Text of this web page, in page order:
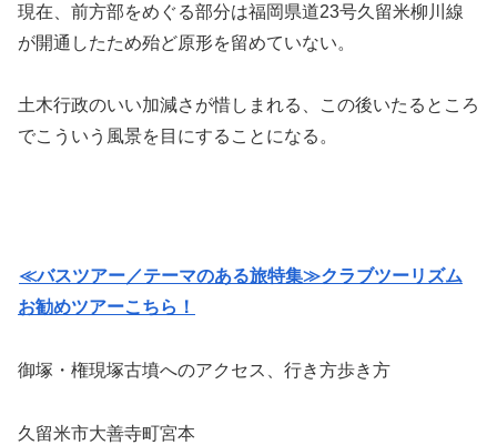
現在、前方部をめぐる部分は福岡県道23号久留米柳川線
が開通したため殆ど原形を留めていない。
土木行政のいい加減さが惜しまれる、この後いたるところ
でこういう風景を目にすることになる。
≪バスツアー／テーマのある旅特集≫クラブツーリズム
お勧めツアーこちら！
御塚・権現塚古墳へのアクセス、行き方歩き方
久留米市大善寺町宮本